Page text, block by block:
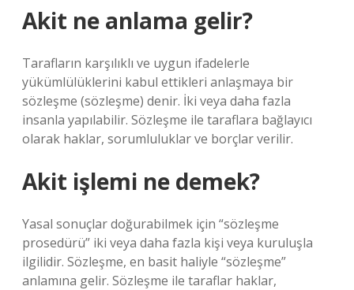
Akit ne anlama gelir?
Tarafların karşılıklı ve uygun ifadelerle
yükümlülüklerini kabul ettikleri anlaşmaya bir
sözleşme (sözleşme) denir. İki veya daha fazla
insanla yapılabilir. Sözleşme ile taraflara bağlayıcı
olarak haklar, sorumluluklar ve borçlar verilir.
Akit işlemi ne demek?
Yasal sonuçlar doğurabilmek için “sözleşme
prosedürü” iki veya daha fazla kişi veya kuruluşla
ilgilidir. Sözleşme, en basit haliyle “sözleşme”
anlamına gelir. Sözleşme ile taraflar haklar,